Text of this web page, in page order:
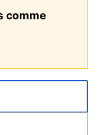
comme